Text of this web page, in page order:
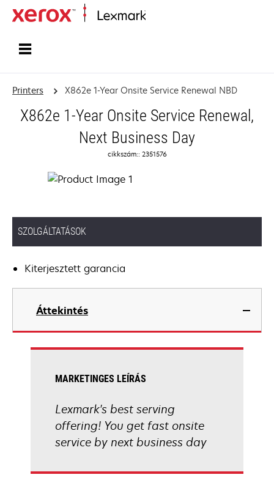
Printers X862e 1-Year Onsite Service Renewal NBD
X862e 1-Year Onsite Service Renewal,
Next Business Day
cikkszám:: 2351576
SZOLGÁLTATÁSOK
Kiterjesztett garancia
Áttekintés
MARKETINGES LEÍRÁS
Lexmark's best serving
offering! You get fast onsite
service by next business day